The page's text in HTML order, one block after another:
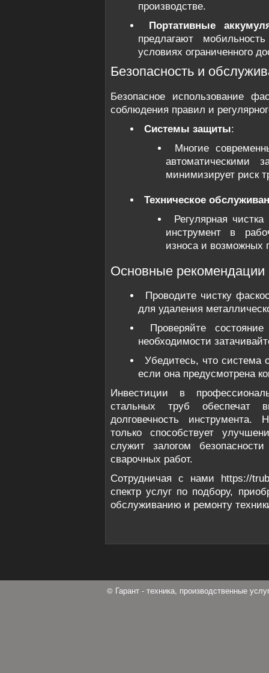
производстве.
Портативные
предлагают
условиях ограниченного
Безопасность и
Безопасное использование
соблюдения правил и
Системы защиты:
Многие
автоматическими
минимизирует риск
Техническое
Регулярная
инструмент в
износа и возможных
Основные
Проводите чистку
для удаления
Проверяйте
необходимости
Убедитесь, что система
если она предусмотрена
Инвестиции в
стальных труб обеспечат
долговечность
только способствует
служит залогом
сварочных работ.
Сотрудничая с нами https://
спектр услуг по подбору,
обслуживанию и ремонту
© Гарант - техника, производственные